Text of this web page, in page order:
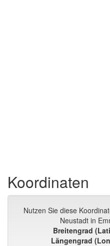
Koordinaten
Nutzen Sie diese
Neustadt in
Breitengrad
Längengrad